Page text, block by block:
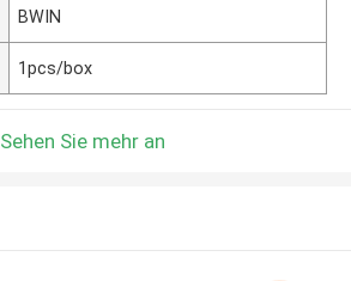
BWIN
1pcs/box
Sehen Sie mehr an